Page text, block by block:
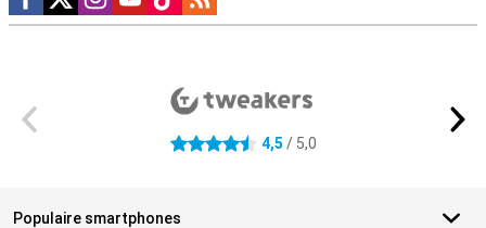
4.5 sterren 4,5 / 5,0
Populaire smartphones